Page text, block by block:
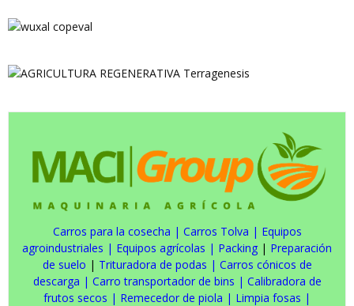
Carros para la cosecha | Carros Tolva | Equipos
agroindustriales | Equipos agrícolas | Packing | Preparación
de suelo | Trituradora de podas | Carros cónicos de
descarga | Carro transportador de bins | Calibradora de
frutos secos | Remecedor de piola | Limpia fosas |